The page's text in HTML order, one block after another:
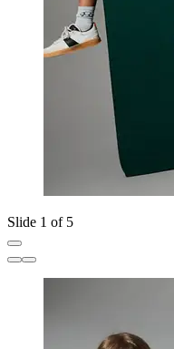
Slide 1 of 5